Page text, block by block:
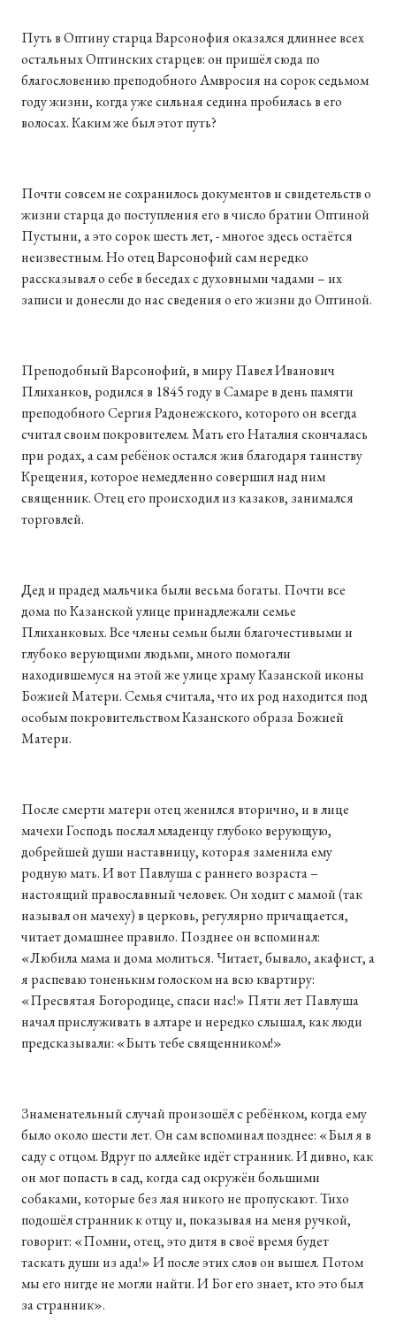
Путь в Оптину старца Варсонофия оказался длиннее всех
остальных Оптинских старцев: он пришёл сюда по
благословению преподобного Амвросия на сорок седьмом
году жизни, когда уже сильная седина пробилась в его
волосах. Каким же был этот путь?
Почти совсем не сохранилось документов и свидетельств о
жизни старца до поступления его в число братии Оптиной
Пустыни, а это сорок шесть лет, - многое здесь остаётся
неизвестным. Но отец Варсонофий сам нередко
рассказывал о себе в беседах с духовными чадами – их
записи и донесли до нас сведения о его жизни до Оптиной.
Преподобный Варсонофий, в миру Павел Иванович
Плиханков, родился в 1845 году в Самаре в день памяти
преподобного Сергия Радонежского, которого он всегда
считал своим покровителем. Мать его Наталия скончалась
при родах, а сам ребёнок остался жив благодаря таинству
Крещения, которое немедленно совершил над ним
священник. Отец его происходил из казаков, занимался
торговлей.
Дед и прадед мальчика были весьма богаты. Почти все
дома по Казанской улице принадлежали семье
Плиханковых. Все члены семьи были благочестивыми и
глубоко верующими людьми, много помогали
находившемуся на этой же улице храму Казанской иконы
Божией Матери. Семья считала, что их род находится под
особым покровительством Казанского образа Божией
Матери.
После смерти матери отец женился вторично, и в лице
мачехи Господь послал младенцу глубоко верующую,
добрейшей души наставницу, которая заменила ему
родную мать. И вот Павлуша с раннего возраста –
настоящий православный человек. Он ходит с мамой (так
называл он мачеху) в церковь, регулярно причащается,
читает домашнее правило. Позднее он вспоминал:
«Любила мама и дома молиться. Читает, бывало, акафист, а
я распеваю тоненьким голоском на всю квартиру:
«Пресвятая Богородице, спаси нас!» Пяти лет Павлуша
начал прислуживать в алтаре и нередко слышал, как люди
предсказывали: «Быть тебе священником!»
Знаменательный случай произошёл с ребёнком, когда ему
было около шести лет. Он сам вспоминал позднее: «Был я в
саду с отцом. Вдруг по аллейке идёт странник. И дивно, как
он мог попасть в сад, когда сад окружён большими
собаками, которые без лая никого не пропускают. Тихо
подошёл странник к отцу и, показывая на меня ручкой,
говорит: «Помни, отец, это дитя в своё время будет
таскать души из ада!» И после этих слов он вышел. Потом
мы его нигде не могли найти. И Бог его знает, кто это был
за странник».